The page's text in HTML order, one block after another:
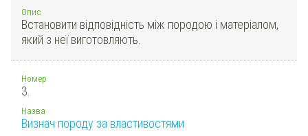
Опис
Встановити відповідність між породою і матеріалом,
який з неї виготовляють.
Номер
3.
Назва
Визнач породу за властивостями